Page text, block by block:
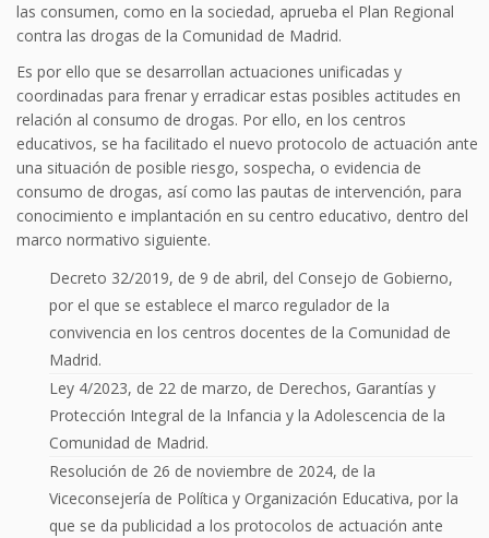
las consumen, como en la sociedad, aprueba el Plan Regional
contra las drogas de la Comunidad de Madrid.
Es por ello que se desarrollan actuaciones unificadas y
coordinadas para frenar y erradicar estas posibles actitudes en
relación al consumo de drogas. Por ello, en los centros
educativos, se ha facilitado el nuevo protocolo de actuación ante
una situación de posible riesgo, sospecha, o evidencia de
consumo de drogas, así como las pautas de intervención, para
conocimiento e implantación en su centro educativo, dentro del
marco normativo siguiente.
Decreto 32/2019, de 9 de abril, del Consejo de Gobierno,
por el que se establece el marco regulador de la
convivencia en los centros docentes de la Comunidad de
Madrid.
Ley 4/2023, de 22 de marzo, de Derechos, Garantías y
Protección Integral de la Infancia y la Adolescencia de la
Comunidad de Madrid.
Resolución de 26 de noviembre de 2024, de la
Viceconsejería de Política y Organización Educativa, por la
que se da publicidad a los protocolos de actuación ante